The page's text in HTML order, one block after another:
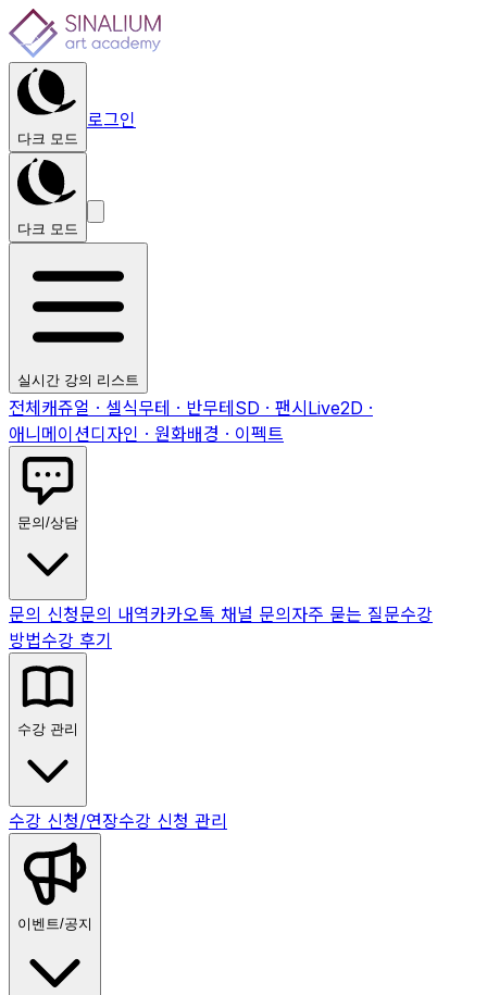
다크 모드
로그인
다크 모드
실시간 강의 리스트
전체 캐쥬얼 · 셀식무테 · 반무테 SD · 팬시 Live2D ·
애니메이션디자인 · 원화배경 · 이펙트
문의/상담
문의 신청문의 내역카카오톡 채널 문의 자주 묻는 질문수강
방법수강 후기
수강 관리
수강 신청/연장수강 신청 관리
이벤트/공지